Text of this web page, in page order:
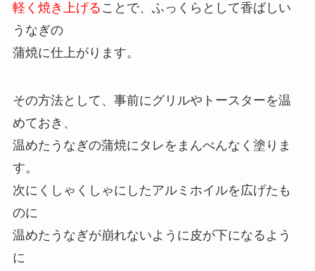
軽く焼き上げる ことで、ふっくらとして香ばしい
うなぎの
蒲焼に仕上がります。
その方法として、事前にグリルやトースターを温
めておき、
温めたうなぎの蒲焼にタレをまんべんなく塗りま
す。
次にくしゃくしゃにしたアルミホイルを広げたも
のに
温めたうなぎが崩れないように皮が下になるよう
に